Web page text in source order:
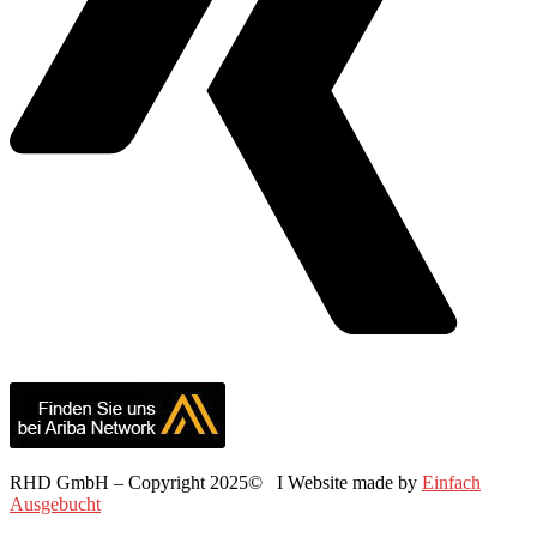
RHD GmbH – Copyright 2025© I Website made by Einfach
Ausgebucht